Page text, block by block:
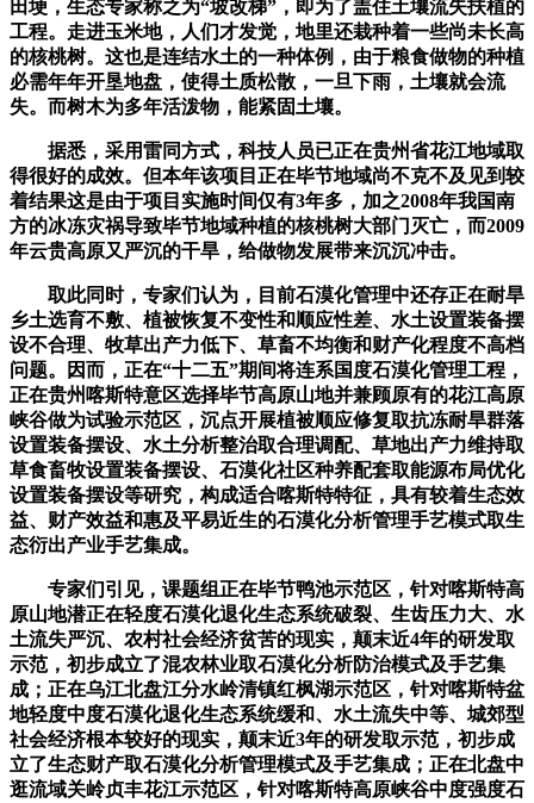
田埂，生态专家称之为“坡改梯”，即为了盖住土壤流失扶植的
工程。走进玉米地，人们才发觉，地里还栽种着一些尚未长高
的核桃树。这也是连结水土的一种体例，由于粮食做物的种植
必需年年开垦地盘，使得土质松散，一旦下雨，土壤就会流
失。而树木为多年活泼物，能紧固土壤。
据悉，采用雷同方式，科技人员已正在贵州省花江地域取
得很好的成效。但本年该项目正在毕节地域尚不克不及见到较
着结果这是由于项目实施时间仅有3年多，加之2008年我国南
方的冰冻灾祸导致毕节地域种植的核桃树大部门灭亡，而2009
年云贵高原又严沉的干旱，给做物发展带来沉沉冲击。
取此同时，专家们认为，目前石漠化管理中还存正在耐旱
乡土选育不敷、植被恢复不变性和顺应性差、水土设置装备摆
设不合理、牧草出产力低下、草畜不均衡和财产化程度不高档
问题。因而，正在“十二五”期间将连系国度石漠化管理工程，
正在贵州喀斯特意区选择毕节高原山地并兼顾原有的花江高原
峡谷做为试验示范区，沉点开展植被顺应修复取抗冻耐旱群落
设置装备摆设、水土分析整治取合理调配、草地出产力维持取
草食畜牧设置装备摆设、石漠化社区种养配套取能源布局优化
设置装备摆设等研究，构成适合喀斯特特征，具有较着生态效
益、财产效益和惠及平易近生的石漠化分析管理手艺模式取生
态衍出产业手艺集成。
专家们引见，课题组正在毕节鸭池示范区，针对喀斯特高
原山地潜正在轻度石漠化退化生态系统破裂、生齿压力大、水
土流失严沉、农村社会经济贫苦的现实，颠末近4年的研发取
示范，初步成立了混农林业取石漠化分析防治模式及手艺集
成；正在乌江北盘江分水岭清镇红枫湖示范区，针对喀斯特盆
地轻度中度石漠化退化生态系统缓和、水土流失中等、城郊型
社会经济根本较好的现实，颠末近3年的研发取示范，初步成
立了生态财产取石漠化分析管理模式及手艺集成；正在北盘中
逛流域关岭贞丰花江示范区，针对喀斯特高原峡谷中度强度石